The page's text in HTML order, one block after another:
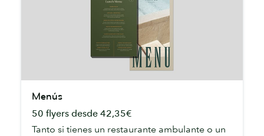
Menús
50 flyers desde 42,35€
Tanto si tienes un restaurante ambulante o un